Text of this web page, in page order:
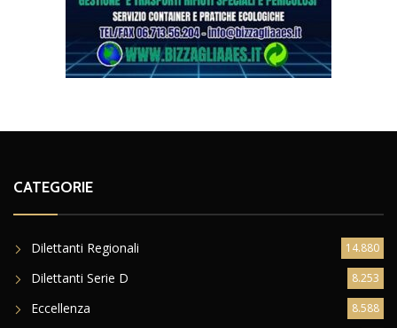
CATEGORIE
Dilettanti Regionali 14.880
Dilettanti Serie D 8.253
Eccellenza 8.588